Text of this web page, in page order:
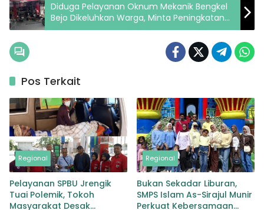
Diduga Pelayanan Oknum Mekanik Bengkel
Bejo Dikeluhkan Warga, Minta Peningkatan
Profesionalisme
Pos Terkait
Regional
Pelayanan SPBU Jrengik
Tuai Polemik, Tokoh
Masyarakat Desak
Regional
Bukan Sekadar Liburan,
SMPS Islam As-Sirajul Munir
Perkuat Kebersamaan